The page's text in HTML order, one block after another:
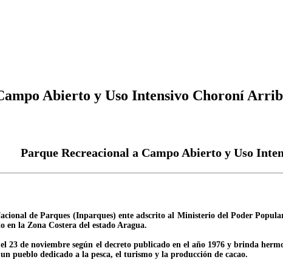
Abierto y Uso Intensivo Choroní
Parque Recreacional a Campo Abierto y Uso
de Parques (Inparques) ente adscrito al Ministerio del Poder
en la Zona Costera del estado Aragua.
23 de noviembre según el decreto publicado en el año 1976 y brinda
pueblo dedicado a la pesca, el turismo y la producción de cacao.